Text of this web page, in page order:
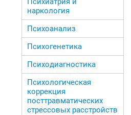
наркология
Психоанализ
Психогенетика
Психодиагностика
Психологическая
коррекция
посттравматических
стрессовых расстройств